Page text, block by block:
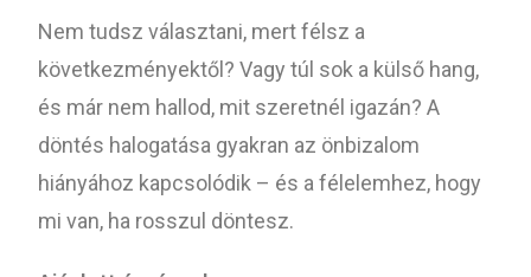
Nem tudsz választani, mert félsz a
következményektől? Vagy túl sok a külső hang,
és már nem hallod, mit szeretnél igazán? A
döntés halogatása gyakran az önbizalom
hiányához kapcsolódik – és a félelemhez, hogy
mi van, ha rosszul döntesz.